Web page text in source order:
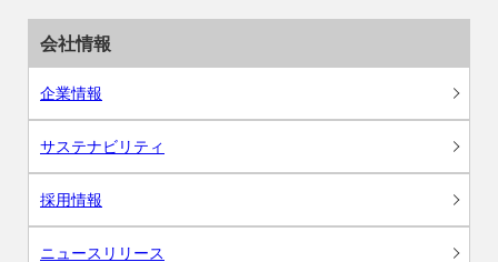
会社情報
企業情報
サステナビリティ
採用情報
ニュースリリース